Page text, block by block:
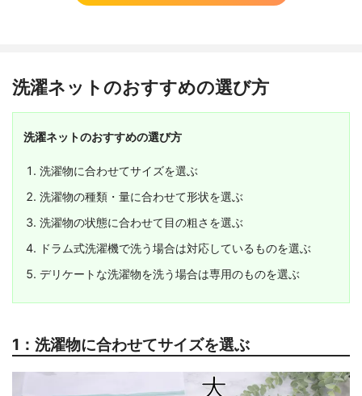
洗濯ネットのおすすめの選び方
洗濯ネットのおすすめの選び方
洗濯物に合わせてサイズを選ぶ
洗濯物の種類・量に合わせて形状を選ぶ
洗濯物の状態に合わせて目の粗さを選ぶ
ドラム式洗濯機で洗う場合は対応しているものを選ぶ
デリケートな洗濯物を洗う場合は専用のものを選ぶ
1：洗濯物に合わせてサイズを選ぶ